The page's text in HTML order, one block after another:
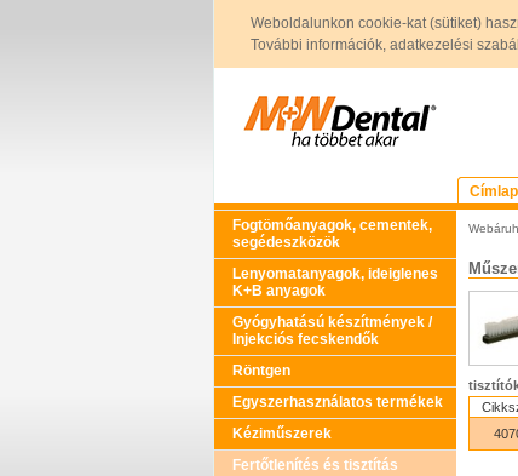
Weboldalunkon cookie-kat (sütiket)
További információk, adatkezelési
Címlap
Fogtömőanyagok, cementek,
segédeszközök
Lenyomatanyagok, ideiglenes
K+B anyagok
Gyógyhatású készítmények /
Injekciós fecskendők
Röntgen
Egyszerhasználatos termékek
Kéziműszerek
Fertőtlenítés és tisztítás